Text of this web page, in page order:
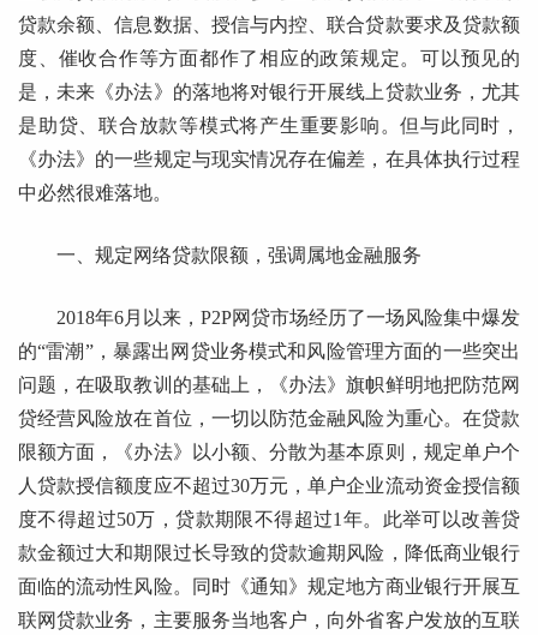
贷款余额、信息数据、授信与内控、联合贷款要求及贷款额
度、催收合作等方面都作了相应的政策规定。可以预见的
是，未来《办法》的落地将对银行开展线上贷款业务，尤其
是助贷、联合放款等模式将产生重要影响。但与此同时，
《办法》的一些规定与现实情况存在偏差，在具体执行过程
中必然很难落地。
一、规定网络贷款限额，强调属地金融服务
2018年6月以来，P2P网贷市场经历了一场风险集中爆发
的“雷潮”，暴露出网贷业务模式和风险管理方面的一些突出
问题，在吸取教训的基础上，《办法》旗帜鲜明地把防范网
贷经营风险放在首位，一切以防范金融风险为重心。在贷款
限额方面，《办法》以小额、分散为基本原则，规定单户个
人贷款授信额度应不超过30万元，单户企业流动资金授信额
度不得超过50万，贷款期限不得超过1年。此举可以改善贷
款金额过大和期限过长导致的贷款逾期风险，降低商业银行
面临的流动性风险。同时《通知》规定地方商业银行开展互
联网贷款业务，主要服务当地客户，向外省客户发放的互联